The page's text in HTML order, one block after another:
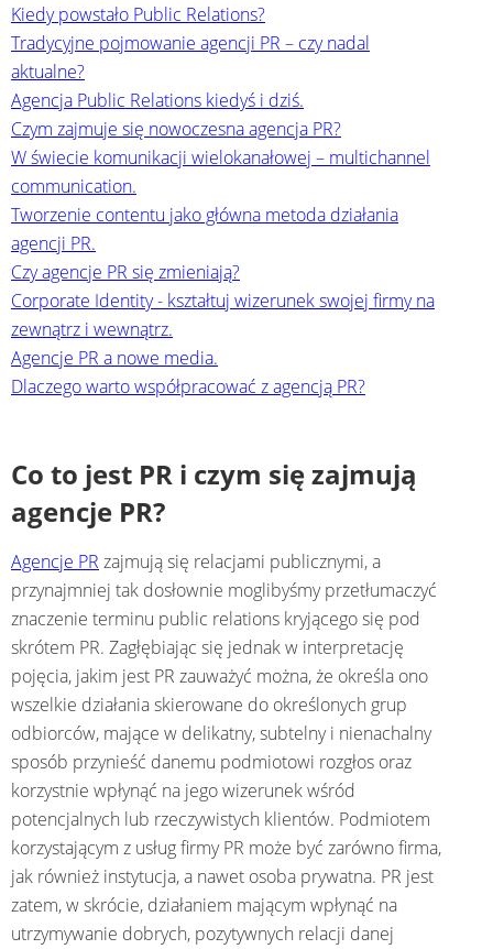
Kiedy powstało Public Relations?
Tradycyjne pojmowanie agencji PR – czy nadal
aktualne?
Agencja Public Relations kiedyś i dziś.
Czym zajmuje się nowoczesna agencja PR?
W świecie komunikacji wielokanałowej – multichannel
communication.
Tworzenie contentu jako główna metoda działania
agencji PR.
Czy agencje PR się zmieniają?
Corporate Identity - kształtuj wizerunek swojej firmy na
zewnątrz i wewnątrz.
Agencje PR a nowe media.
Dlaczego warto współpracować z agencją PR?
Co to jest PR i czym się zajmują
agencje PR?
Agencje PR zajmują się relacjami publicznymi, a
przynajmniej tak dosłownie moglibyśmy przetłumaczyć
znaczenie terminu public relations kryjącego się pod
skrótem PR. Zagłębiając się jednak w interpretację
pojęcia, jakim jest PR zauważyć można, że określa ono
wszelkie działania skierowane do określonych grup
odbiorców, mające w delikatny, subtelny i nienachalny
sposób przynieść danemu podmiotowi rozgłos oraz
korzystnie wpłynąć na jego wizerunek wśród
potencjalnych lub rzeczywistych klientów. Podmiotem
korzystającym z usług firmy PR może być zarówno firma,
jak również instytucja, a nawet osoba prywatna. PR jest
zatem, w skrócie, działaniem mającym wpłynąć na
utrzymywanie dobrych, pozytywnych relacji danej